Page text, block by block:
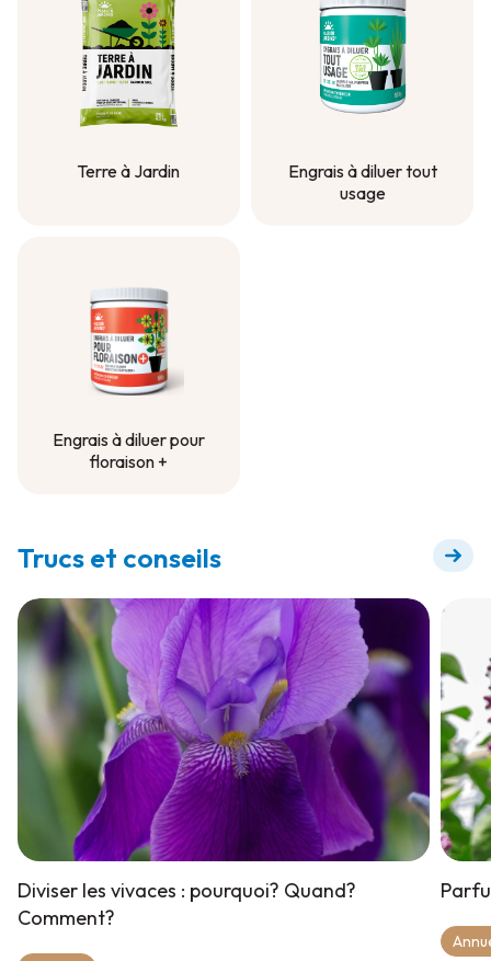
Terre à Jardin
Engrais à diluer tout
usage
Engrais à diluer pour
floraison +
Trucs et conseils
Diviser les vivaces : pourquoi? Quand?
Comment?